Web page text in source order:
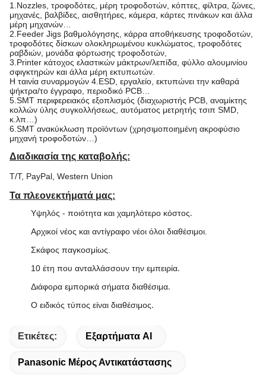
1.Nozzles, τροφοδότες, μέρη τροφοδοτών, κόπτες, φίλτρα, ζώνες,
μηχανές, βαλβίδες, αισθητήρες, κάμερα, κάρτες πινάκων και άλλα
μέρη μηχανών…
2.Feeder Jigs βαθμολόγησης, κάρρα αποθήκευσης τροφοδοτών,
τροφοδότες δίσκων ολοκληρωμένου κυκλώματος, τροφοδότες
ραβδιών, μονάδα φόρτωσης τροφοδοτών,
3.Printer κάτοχος ελαστικών μάκτρων/λεπίδα, φύλλο αλουμινίου
σφιγκτηρών και άλλα μέρη εκτυπωτών.
Η ταινία συναρμογών 4.ESD, εργαλείο, εκτυπώνει την καθαρά
ψήκτρα/το έγγραφο, περιοδικό PCB…
5.SMT περιφερειακός εξοπλισμός (διαχωριστής PCB, αναμίκτης
κολλών ύλης συγκολλήσεως, αυτόματος μετρητής τσιπ SMD,
κ.λπ…)
6.SMT ανακύκλωση προϊόντων (χρησιμοποιημένη ακροφύσιο
μηχανή τροφοδοτών…)
Διαδικασία της καταβολής:
T/T, PayPal, Western Union
Τα πλεονεκτήματά μας:
Υψηλός - ποιότητα και χαμηλότερο κόστος.
Αρχικοί νέος και αντίγραφο νέοι όλοι διαθέσιμοι.
Σκάφος παγκοσμίως.
10 έτη που ανταλλάσσουν την εμπειρία.
Διάφορα εμπορικά σήματα διαθέσιμα.
Ο ειδικός τύπος είναι διαθέσιμος.
Ετικέτες: Εξαρτήματα AI
Panasonic Μέρος Αντικατάστασης